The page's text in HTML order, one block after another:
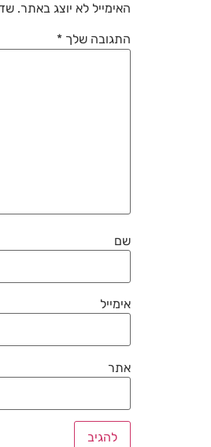
האימייל לא יוצג באתר.
התגובה שלך *
שם
אימייל
אתר